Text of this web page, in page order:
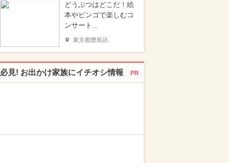
どうぶつはどこだ！絵
本やビンゴで楽しむコ
ンサート...
東京都豊島区
必見! お出かけ家族にイチオシ情報 PR